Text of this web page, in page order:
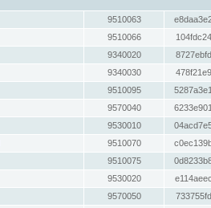
9510063
9510066
9340020
9340030
9510095
9570040
9530010
9510070
9510075
9530020
9570050